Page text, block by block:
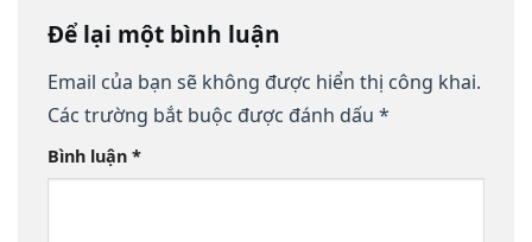
Để lại một bình luận
Email của bạn sẽ không được hiển thị công khai.
Các trường bắt buộc được đánh dấu *
Bình luận *